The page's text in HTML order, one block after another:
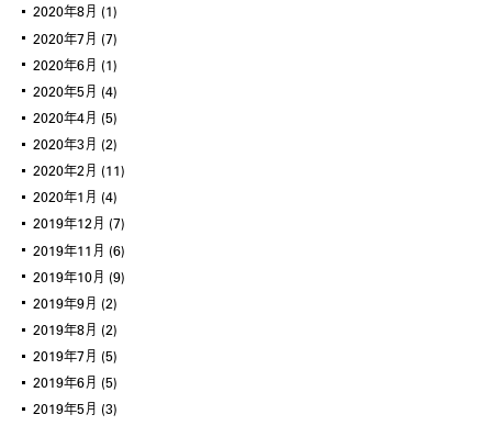
2020年8月 (1)
2020年7月 (7)
2020年6月 (1)
2020年5月 (4)
2020年4月 (5)
2020年3月 (2)
2020年2月 (11)
2020年1月 (4)
2019年12月 (7)
2019年11月 (6)
2019年10月 (9)
2019年9月 (2)
2019年8月 (2)
2019年7月 (5)
2019年6月 (5)
2019年5月 (3)